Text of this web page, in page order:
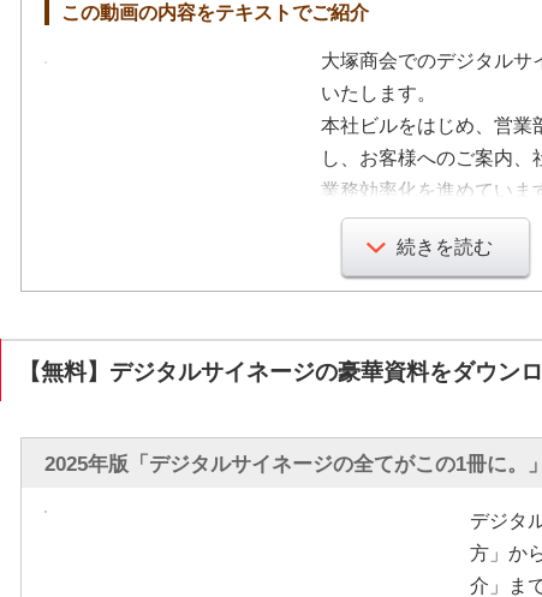
この動画の内容をテキストでご紹介
大塚商会でのデジタルサ
いたします。
本社ビルをはじめ、営業
し、お客様へのご案内、
業務効率化を進めていま
デジタルサイネージは、
率よく情報伝達ができま
続きを読む
【無料】デジタルサイネージの豪華資料をダウン
2025年版「デジタルサイネージの全てがこの1冊に。
デジタ
方」か
介」ま